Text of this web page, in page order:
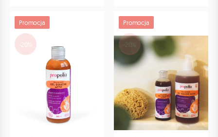
Promocja
-20%
Promocja
-20%